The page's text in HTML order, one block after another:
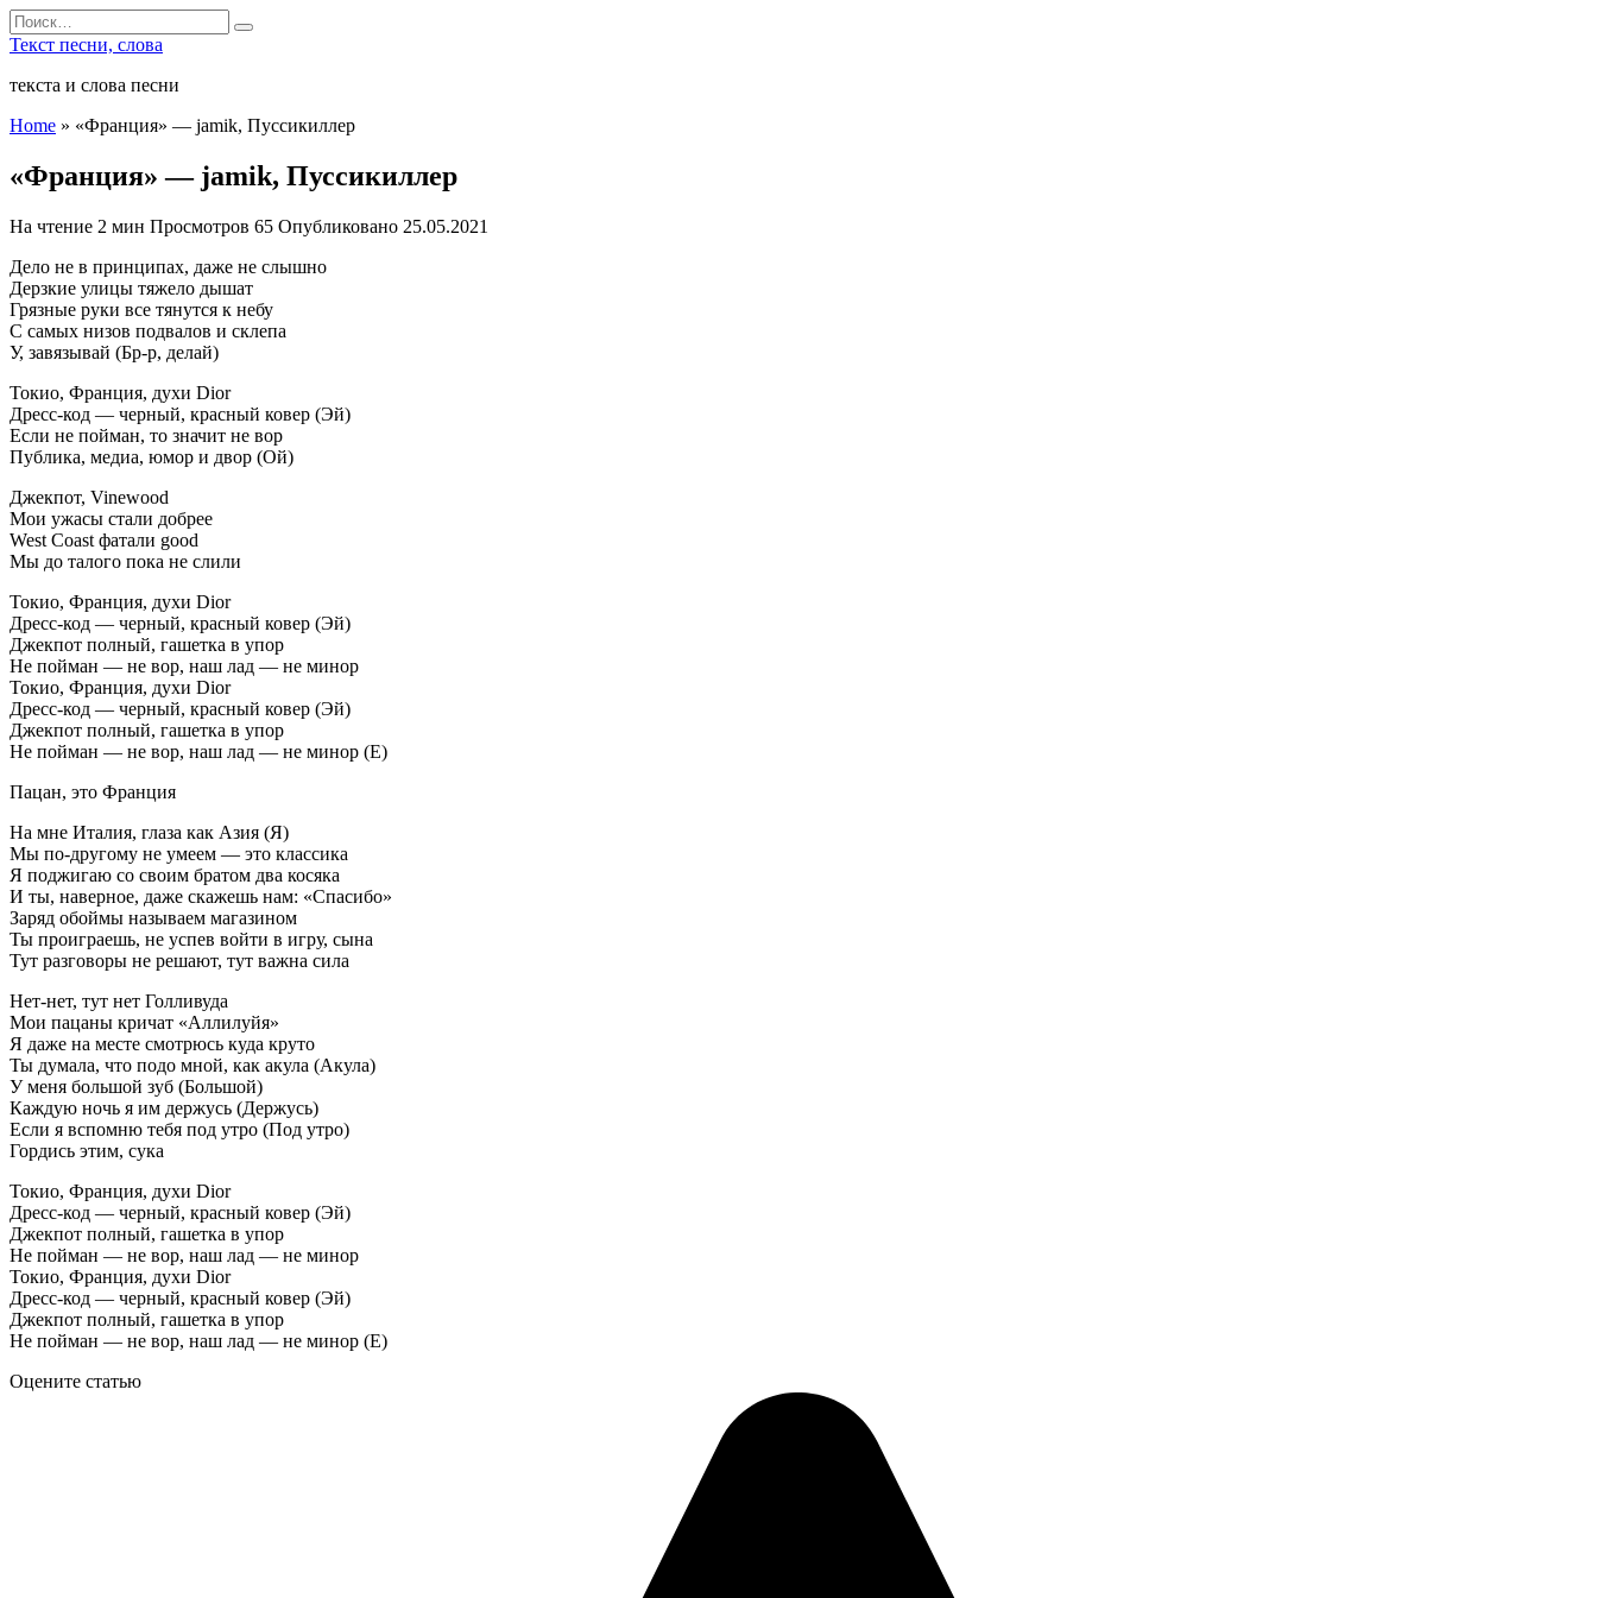
Перейти
к
Search
for:
Текст песни, слова
текста и слова песни
Home » «Франция» — jamik, Пуссикиллер
«Франция» — jamik, Пуссикиллер
На чтение 2 мин Просмотров 65 Опубликовано 25.05.2021
Дело не в принципах, даже не слышно
Дерзкие улицы тяжело дышат
Грязные руки все тянутся к небу
С самых низов подвалов и склепа
У, завязывай (Бр-р, делай)
Токио, Франция, духи Dior
Дресс-код — черный, красный ковер (Эй)
Если не пойман, то значит не вор
Публика, медиа, юмор и двор (Ой)
Джекпот, Vinewood
Мои ужасы стали добрее
West Coast фатали good
Мы до талого пока не слили
Токио, Франция, духи Dior
Дресс-код — черный, красный ковер (Эй)
Джекпот полный, гашетка в упор
Не пойман — не вор, наш лад — не минор
Токио, Франция, духи Dior
Дресс-код — черный, красный ковер (Эй)
Джекпот полный, гашетка в упор
Не пойман — не вор, наш лад — не минор (Е)
Пацан, это Франция
На мне Италия, глаза как Азия (Я)
Мы по-другому не умеем — это классика
Я поджигаю со своим братом два косяка
И ты, наверное, даже скажешь нам: «Спасибо»
Заряд обоймы называем магазином
Ты проиграешь, не успев войти в игру, сына
Тут разговоры не решают, тут важна сила
Нет-нет, тут нет Голливуда
Мои пацаны кричат «Аллилуйя»
Я даже на месте смотрюсь куда круто
Ты думала, что подо мной, как акула (Акула)
У меня большой зуб (Большой)
Каждую ночь я им держусь (Держусь)
Если я вспомню тебя под утро (Под утро)
Гордись этим, сука
Токио, Франция, духи Dior
Дресс-код — черный, красный ковер (Эй)
Джекпот полный, гашетка в упор
Не пойман — не вор, наш лад — не минор
Токио, Франция, духи Dior
Дресс-код — черный, красный ковер (Эй)
Джекпот полный, гашетка в упор
Не пойман — не вор, наш лад — не минор (Е)
Оцените статью